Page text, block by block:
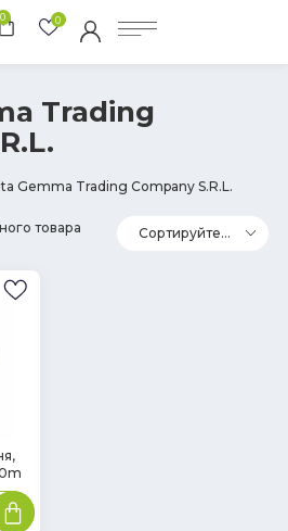
0 0
Trading
Gemma Trading Company S.R.L.
товара
В